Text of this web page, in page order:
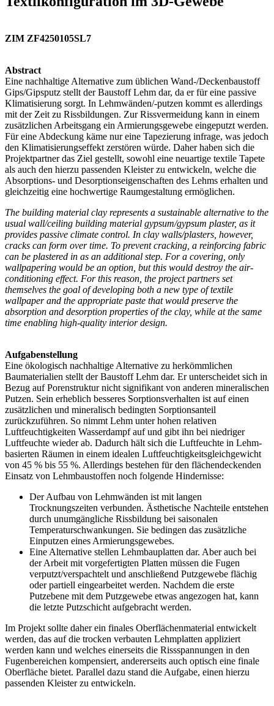
ZIM ZF4250105SL7
Abstract
Eine nachhaltige Alternative zum üblichen Wand-/Deckenbaustoff
Gips/Gipsputz stellt der Baustoff Lehm dar, da er für eine passive
Klimatisierung sorgt. In Lehmwänden/-putzen kommt es allerdings
mit der Zeit zu Rissbildungen. Zur Rissvermeidung kann in einem
zusätzlichen Arbeitsgang ein Armierungsgewebe eingeputzt werden.
Für eine Abdeckung käme nur eine Tapezierung infrage, was jedoch
den Klimatisierungseffekt zerstören würde. Daher haben sich die
Projektpartner das Ziel gestellt, sowohl eine neuartige textile Tapete
als auch den hierzu passenden Kleister zu entwickeln, welche die
Absorptions‑ und Desorptionseigenschaften des Lehms erhalten und
gleichzeitig eine hochwertige Raumgestaltung ermöglichen.
The building material clay represents a sustainable alternative to the
usual wall/ceiling building material gypsum/gypsum plaster, as it
provides passive climate control. In clay walls/plasters, however,
cracks can form over time. To prevent cracking, a reinforcing fabric
can be plastered in as an additional step. For a covering, only
wallpapering would be an option, but this would destroy the air-
conditioning effect. For this reason, the project partners set
themselves the goal of developing both a new type of textile
wallpaper and the appropriate paste that would preserve the
absorption and desorption properties of the clay, while at the same
time enabling high-quality interior design.
Aufgabenstellung
Eine ökologisch nachhaltige Alternative zu herkömmlichen
Baumaterialien stellt der Baustoff Lehm dar. Er unterscheidet sich in
Bezug auf Porenstruktur nicht signifikant von anderen mineralischen
Putzen. Sein erheblich besseres Sorptionsverhalten ist auf einen
zusätzlichen und mineralisch bedingten Sorptionsanteil
zurückzuführen. So nimmt Lehm unter hohen relativen
Luftfeuchtigkeiten Wasserdampf auf und gibt ihn bei niedriger
Luftfeuchte wieder ab. Dadurch hält sich die Luftfeuchte in Lehm-
basierten Räumen in einem idealen Luftfeuchtigkeitsgleichgewicht
von 45 % bis 55 %. Allerdings bestehen für den flächendeckenden
Einsatz von Lehmbaustoffen noch folgende Hindernisse:
Der Aufbau von Lehmwänden ist mit langen
Trocknungszeiten verbunden. Ästhetische Nachteile entstehen
durch unumgängliche Rissbildung bei saisonalen
Temperaturschwankungen. Sie bedingen das zusätzliche
Einputzen eines Armierungsgewebes.
Eine Alternative stellen Lehmbauplatten dar. Aber auch bei
der Arbeit mit vorgefertigten Platten müssen die Fugen
verputzt/verspachtelt und anschließend Putzgewebe flächig
oder partiell eingearbeitet werden. Nachdem die erste
Putzebene mit dem Putzgewebe etwas angezogen hat, kann
die letzte Putzschicht aufgebracht werden.
Im Projekt sollte daher ein finales Oberflächenmaterial entwickelt
werden, das auf die trocken verbauten Lehmplatten appliziert
werden kann und welches einerseits die Rissspannungen in den
Fugenbereichen kompensiert, andererseits auch optisch eine finale
Oberfläche bietet. Paral­lel dazu stand die Aufgabe, einen hierzu
passenden Kleister zu entwickeln.